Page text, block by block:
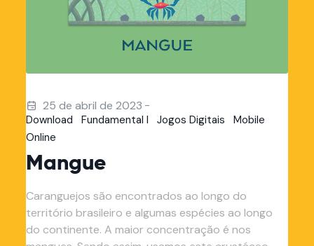
25 de abril de 2023 -
Download Fundamental I Jogos Digitais
Mobile
Online
Mangue
Caranguejos são encontrados ao longo do
território brasileiro e algumas espécies ao longo
do continente. A maior concentração é nos